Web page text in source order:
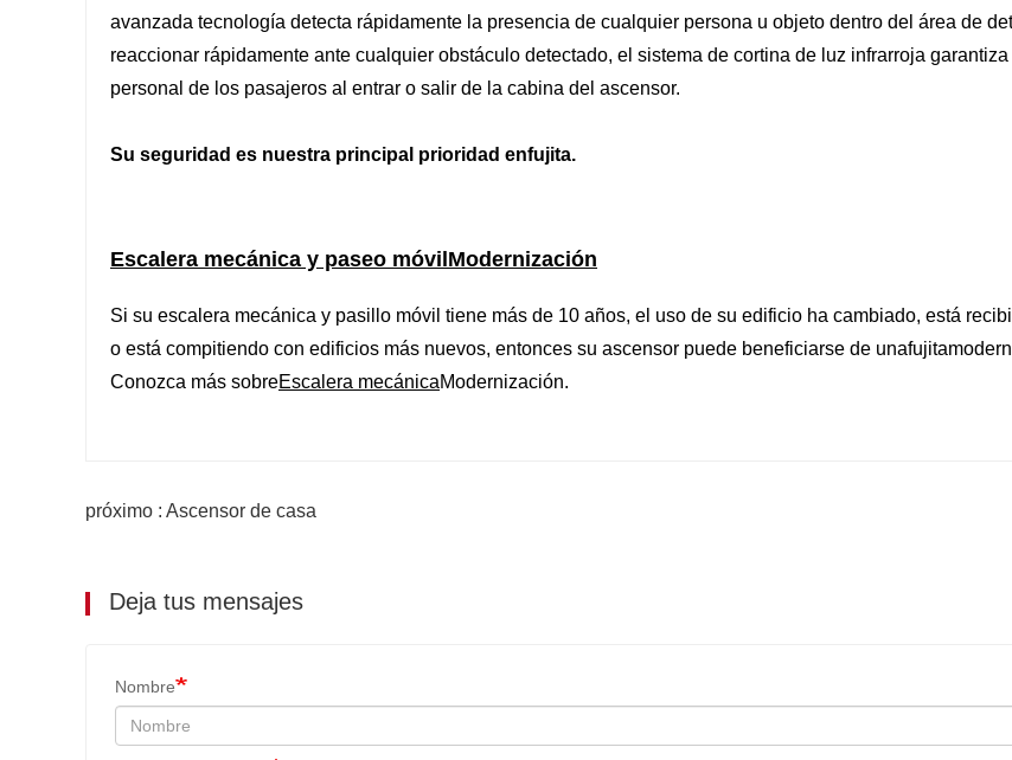
avanzada tecnología detecta rápidamente la presencia de cualquier persona u objeto dentro del área de
reaccionar rápidamente ante cualquier obstáculo detectado, el sistema de cortina de luz infrarroja
personal de los pasajeros al entrar o salir de la cabina del ascensor.
Su seguridad es nuestra principal prioridad enfujita.
Escalera mecánica y paseo móvilModernización
Si su escalera mecánica y pasillo móvil tiene más de 10 años, el uso de su edificio ha cambiado, está
o está compitiendo con edificios más nuevos, entonces su ascensor puede beneficiarse de unafujita
Conozca más sobreEscalera mecánicaModernización.
próximo : Ascensor de casa
Deja tus mensajes
Nombre